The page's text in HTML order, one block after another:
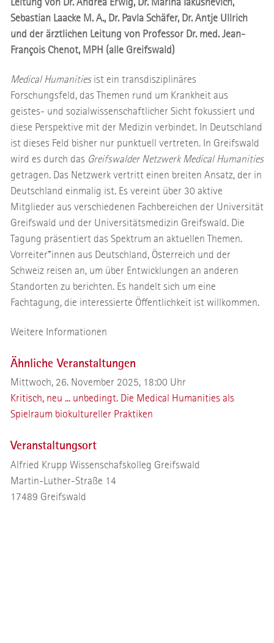
Sebastian Laacke M. A., Dr. Pavla Schäfer, Dr. Antje Ullrich
und der ärztlichen Leitung von Professor Dr. med. Jean-
François Chenot, MPH (alle Greifswald)
Medical Humanitiesist ein transdisziplinäres
Forschungsfeld, das Themen rund um Krankheit aus
geistes- und sozialwissenschaftlicher Sicht fokussiert und
diese Perspektive mit der Medizin verbindet. In Deutschland
ist dieses Feld bisher nur punktuell vertreten. In Greifswald
wird es durch das Greifswalder Netzwerk Medical Humanities
getragen. Das Netzwerk vertritt einen breiten Ansatz, der in
Deutschland einmalig ist. Es vereint über 30 aktive
Mitglieder aus verschiedenen Fachbereichen der Universität
Greifswald und der Universitätsmedizin Greifswald. Die
Tagung präsentiert das Spektrum an aktuellen Themen.
Vorreiter*innen aus Deutschland, Österreich und der
Schweiz reisen an, um über Entwicklungen an anderen
Standorten zu berichten. Es handelt sich um eine
Fachtagung, die interessierte Öffentlichkeit ist willkommen.
Weitere Informationen
Ähnliche Veranstaltungen
Mittwoch, 26. November 2025, 18:00 Uhr
Kritisch, neu ... unbedingt. Die Medical Humanities als
Spielraum biokultureller Praktiken
Veranstaltungsort
Alfried Krupp Wissenschafskolleg Greifswald
Martin-Luther-Straße 14
17489 Greifswald